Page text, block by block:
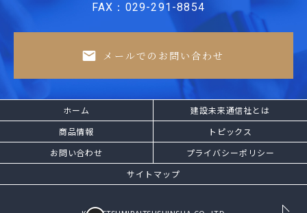
FAX：029-291-8854
メールでのお問い合わせ
ホーム
建設未来通信社とは
商品情報
トピックス
お問い合わせ
プライバシーポリシー
サイトマップ